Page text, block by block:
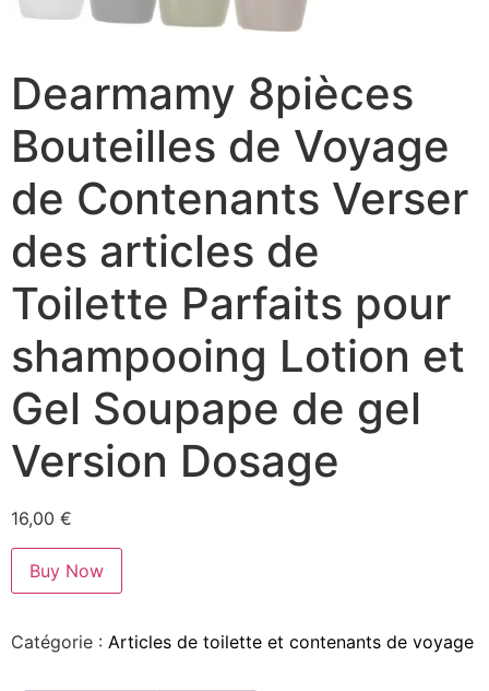
Dearmamy 8pièces
Bouteilles de Voyage
de Contenants Verser
des articles de
Toilette Parfaits pour
shampooing Lotion et
Gel Soupape de gel
Version Dosage
16,00 €
Buy Now
Catégorie : Articles de toilette et contenants de voyage